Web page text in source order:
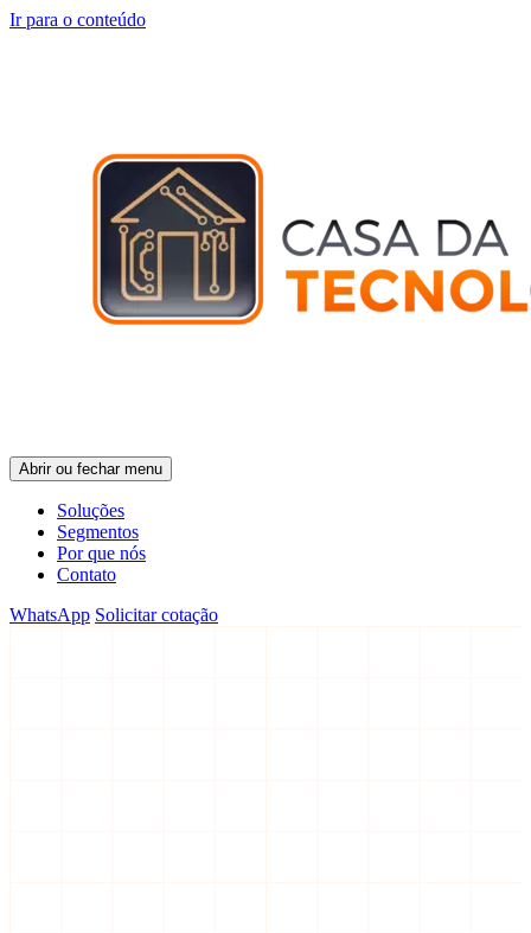
Ir para o conteúdo
Abrir ou fechar menu
Soluções
Segmentos
Por que nós
Contato
WhatsApp Solicitar cotação